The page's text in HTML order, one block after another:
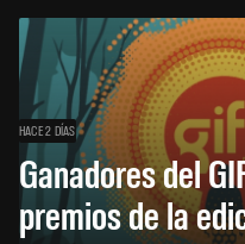
HACE 2 DÍAS
Ganadores del
premios de la